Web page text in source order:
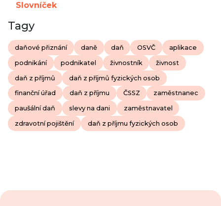
Slovníček
Tagy
daňové přiznání daně daň OSVČ aplikace
podnikání podnikatel živnostník živnost
daň z příjmů daň z příjmů fyzických osob
finanční úřad daň z příjmu ČSSZ zaměstnanec
paušální daň slevy na dani zaměstnavatel
zdravotní pojištění daň z příjmu fyzických osob